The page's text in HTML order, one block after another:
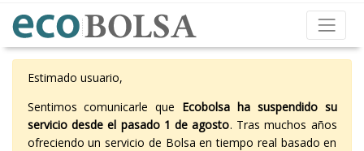
Estimado usuario,
Sentimos comunicarle que Ecobolsa ha suspendido su
servicio desde el pasado 1 de agosto. Tras muchos años
ofreciendo un servicio de Bolsa en tiempo real basado en